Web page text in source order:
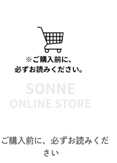
購入前に、必ずお読みくだ
さい